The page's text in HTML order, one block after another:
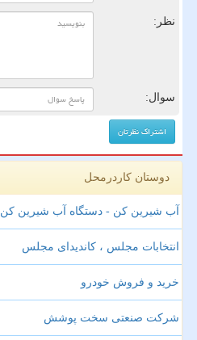
نظر:
سوال:
دوستان کاردرمحل
آب شیرین کن - دستگاه آب شیرین کن
انتخابات مجلس ، کاندیدای مجلس
خرید و فروش خودرو
شرکت صنعتی سخت پوشش